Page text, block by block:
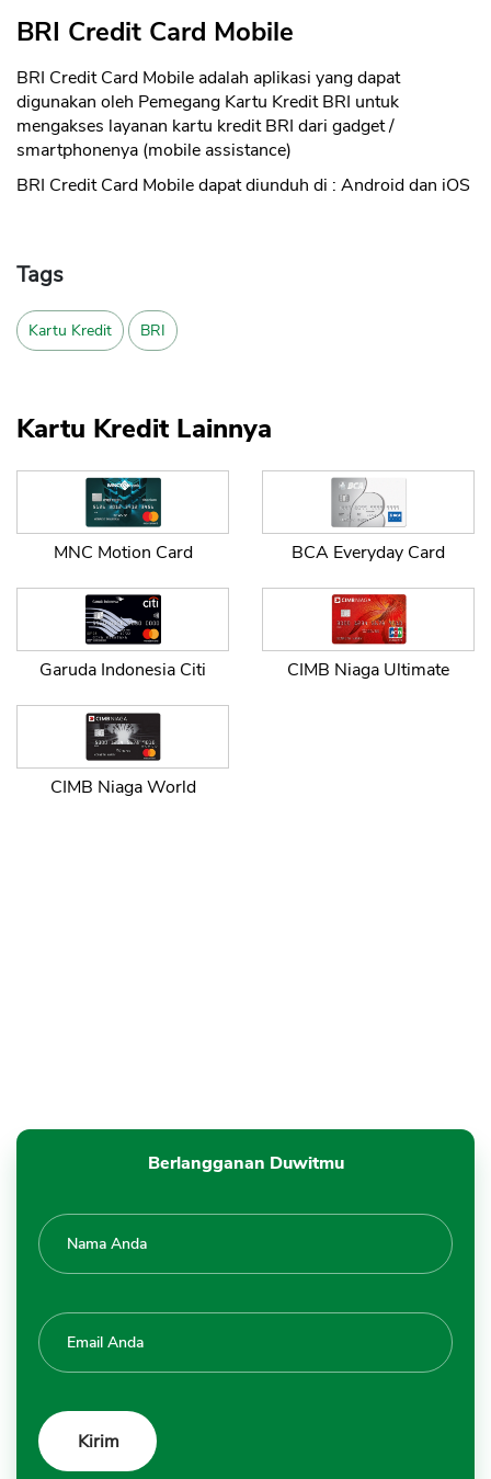
BRI Credit Card Mobile
BRI Credit Card Mobile adalah aplikasi yang dapat
digunakan oleh Pemegang Kartu Kredit BRI untuk
mengakses layanan kartu kredit BRI dari gadget /
smartphonenya (mobile assistance)
BRI Credit Card Mobile dapat diunduh di : Android dan iOS
Tags
Kartu Kredit BRI
Kartu Kredit Lainnya
MNC Motion Card BCA Everyday Card
Garuda Indonesia Citi CIMB Niaga Ultimate
CIMB Niaga World
Berlangganan Duwitmu